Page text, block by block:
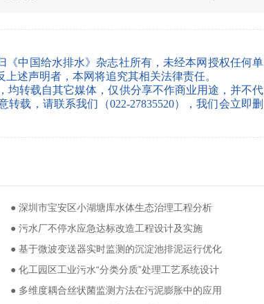
中国给水排水》杂志社所有，未经本网授权任何单
述声明者，本网将追究其相关法律责任。
转载自其它媒体，仅供分享不作商业用途，并不代
载，请联系我们（022-27835520），我们会立即删
● 深圳市宝安区小湖塘库水体生态治理工程分析
● 污水厂不停水应急达标改造工程设计及实施
● 基于微波变送器实时监测的沉淀池排泥运行优化
● 化工园区工业污水“分类分质”处理工艺系统设计
● 多维度耦合丝状菌监测方法在污泥膨胀中的应用